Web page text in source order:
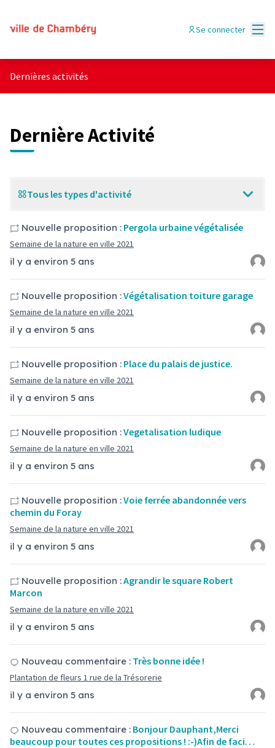
Se connecter
Dernières activités
Dernière Activité
Tous les types d'activité
il y a environ 5 ans
Nouvelle proposition : Pergola urbaine végétalisée
Semaine de la nature en ville 2021
il y a environ 5 ans
Nouvelle proposition :Végétalisation toiture garage
Semaine de la nature en ville 2021
il y a environ 5 ans
Nouvelle proposition : Place du palais de justice.
Semaine de la nature en ville 2021
il y a environ 5 ans
Nouvelle proposition :Vegetalisation ludique
Semaine de la nature en ville 2021
il y a environ 5 ans
Nouvelle proposition :Voie ferrée abandonnée vers
chemin du Foray
Semaine de la nature en ville 2021
il y a environ 5 ans
Nouvelle proposition :Agrandir le square Robert
Marcon
Semaine de la nature en ville 2021
il y a environ 5 ans
Nouveau commentaire : Très bonne idée !
Plantation de fleurs 1 rue de la Trésorerie
Nouveau commentaire : Bonjour Dauphant,Merci
beaucoup pour toutes ces propositions ! :-)Afin de faci…